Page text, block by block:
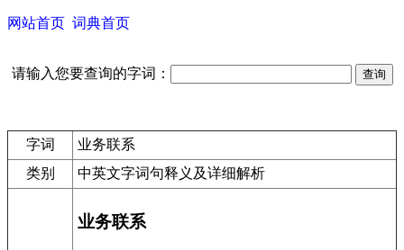
网站首页 词典首页
请输入您要查询的字词：
字词
业务联系
类别
中英文字词句释义及详细解析
业务联系